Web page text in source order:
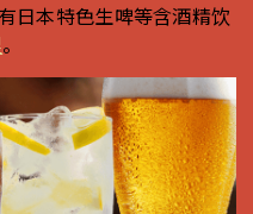
日本特色生啤等含酒精饮
。